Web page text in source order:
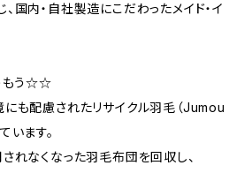
国内・自社製造にこだわったメイド・イ
もう☆☆
にも配慮されたリサイクル羽毛（Jumou
います。
れなくなった羽毛布団を回収し、